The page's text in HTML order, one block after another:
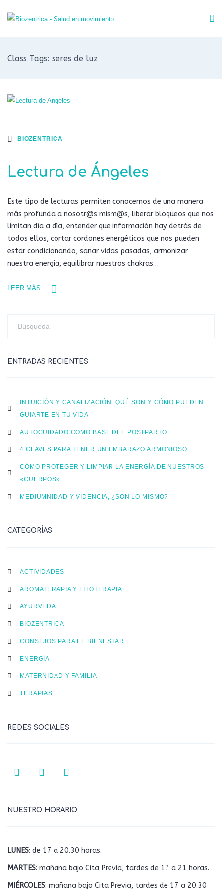
Class Tags: seres de luz
BIOZENTRICA
Lectura de Ángeles
Este tipo de lecturas permiten conocernos de una manera
más profunda a nosotr@s mism@s, liberar bloqueos que nos
limitan día a día, entender que información hay detrás de
todos ellos, cortar cordones energéticos que nos pueden
estar condicionando, sanar vidas pasadas, armonizar
nuestra energía, equilibrar nuestros chakras…
LEER MÁS
ENTRADAS RECIENTES
INTUICIÓN Y CANALIZACIÓN: QUÉ SON Y CÓMO PUEDEN
GUIARTE EN TU VIDA
AUTOCUIDADO COMO BASE DEL POSTPARTO
4 CLAVES PARA TENER UN EMBARAZO ARMONIOSO
CÓMO PROTEGER Y LIMPIAR LA ENERGÍA DE NUESTROS
«CUERPOS»
MEDIUMNIDAD Y VIDENCIA, ¿SON LO MISMO?
CATEGORÍAS
ACTIVIDADES
AROMATERAPIA Y FITOTERAPIA
AYURVEDA
BIOZENTRICA
CONSEJOS PARA EL BIENESTAR
ENERGÍA
MATERNIDAD Y FAMILIA
TERAPIAS
REDES SOCIALES
NUESTRO HORARIO
LUNES: de 17 a 20.30 horas.
MARTES: mañana bajo Cita Previa, tardes de 17 a 21 horas.
MIÉRCOLES: mañana bajo Cita Previa, tardes de 17 a 20.30